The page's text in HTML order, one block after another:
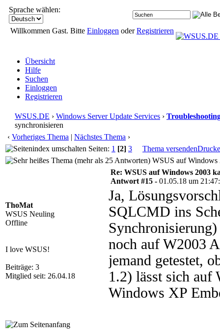
Sprache wählen:
Willkommen Gast. Bitte Einloggen oderRegistrieren
Übersicht
Hilfe
Suchen
Einloggen
Registrieren
WSUS.DE › Windows Server Update Services ›
synchronisieren
‹ Vorheriges Thema | Nächstes Thema ›
Seiten: 1 [2] 3 Thema versenden
WSUS auf Windows
ThoMat
WSUS Neuling
Offline
I love WSUS!
Beiträge: 3
Mitglied seit: 26.04.18
Re: WSUS auf Windows 2003
Antwort #15 - 01.05.18 um
Ja,
SQLCMD ins
noch auf W2003
jemand getestet,
1.2) lässt sich auf
Windows XP